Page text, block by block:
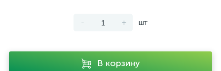
- + шт
В корзину